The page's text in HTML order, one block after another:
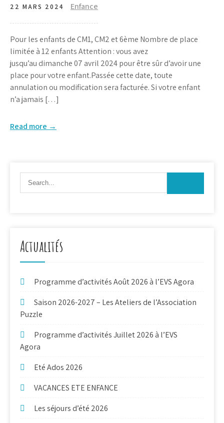
22 MARS 2024 Enfance
Pour les enfants de CM1, CM2 et 6ème Nombre de place
limitée à 12 enfants Attention : vous avez
jusqu’au dimanche 07 avril 2024 pour être sûr d’avoir une
place pour votre enfant.Passée cette date, toute
annulation ou modification sera facturée. Si votre enfant
n’a jamais […]
Read more →
Actualités
Programme d’activités Août 2026 à l’EVS Agora
Saison 2026-2027 – Les Ateliers de l’Association
Puzzle
Programme d’activités Juillet 2026 à l’EVS
Agora
Eté Ados 2026
VACANCES ETE ENFANCE
Les séjours d’été 2026